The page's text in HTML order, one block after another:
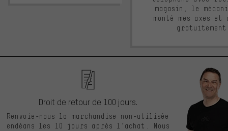
magasin, le
monté mes axes et
Droit de retour de 100 jours.
Renvoie-nous la marchandise non-utilisée
endéans les 10 jours après l’achat. Nous